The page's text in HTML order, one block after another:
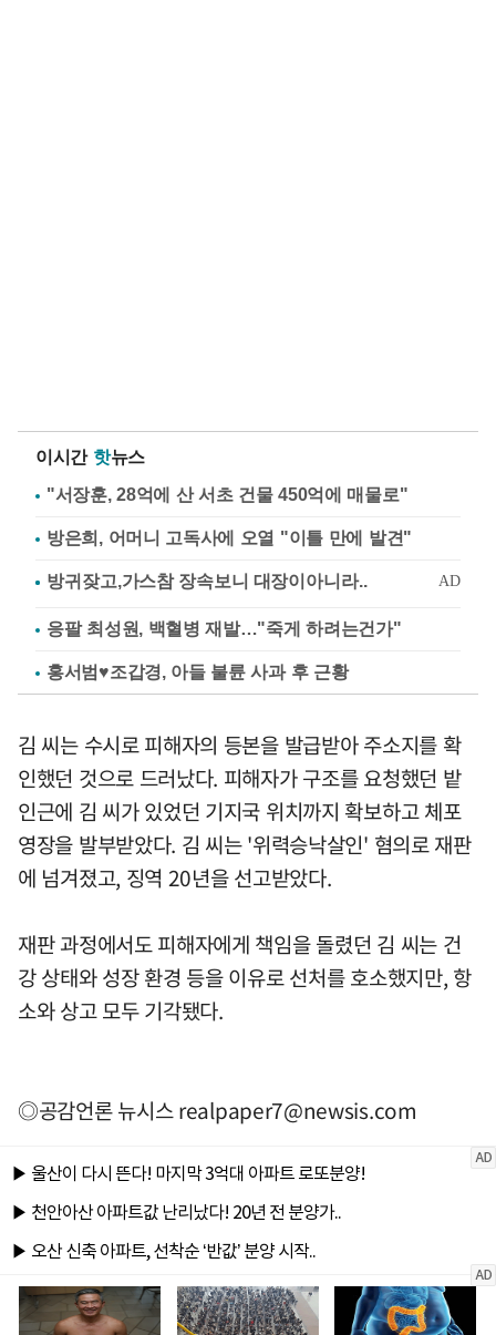
이시간 핫뉴스
"서장훈, 28억에 산 서초 건물 450억에 매물로"
방은희, 어머니 고독사에 오열 "이틀 만에 발견"
응팔 최성원, 백혈병 재발…"죽게 하려는건가"
홍서범♥조갑경, 아들 불륜 사과 후 근황
김 씨는 수시로 피해자의 등본을 발급받아 주소지를 확
인했던 것으로 드러났다. 피해자가 구조를 요청했던 밭
인근에 김 씨가 있었던 기지국 위치까지 확보하고 체포
영장을 발부받았다. 김 씨는 '위력승낙살인' 혐의로 재판
에 넘겨졌고, 징역 20년을 선고받았다.
재판 과정에서도 피해자에게 책임을 돌렸던 김 씨는 건
강 상태와 성장 환경 등을 이유로 선처를 호소했지만, 항
소와 상고 모두 기각됐다.
◎공감언론 뉴시스realpaper7@newsis.com